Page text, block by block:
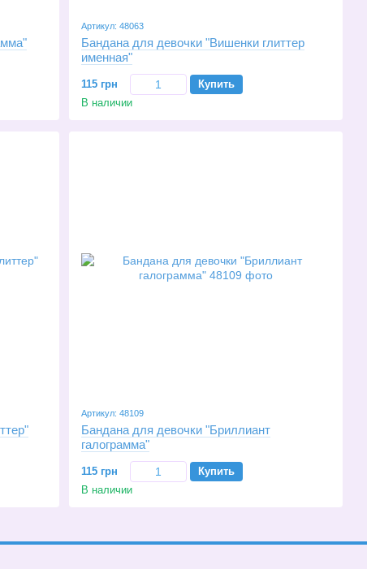
Артикул: 48063
Бандана для девочки "Вишенки глиттер
именная"
115 грн
Купить
В наличии
Артикул: 48109
Бандана для девочки "Бриллиант
галограмма"
115 грн
Купить
В наличии